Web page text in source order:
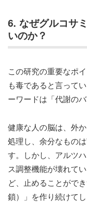
6. なぜグルコサ
いのか？
この研究の重要なポ
も毒であると言って
ーワードは「代謝の
健康な人の脳は、外
処理し、余分なもの
す。しかし、アルツ
ス調整機能が壊れて
ど、止めることがで
鎖）」を作り続けて